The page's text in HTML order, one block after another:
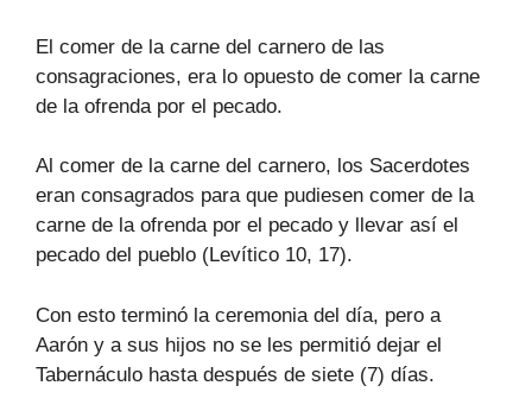
El comer de la carne del carnero de las
consagraciones, era lo opuesto de comer la carne
de la ofrenda por el pecado.
Al comer de la carne del carnero, los Sacerdotes
eran consagrados para que pudiesen comer de la
carne de la ofrenda por el pecado y llevar así el
pecado del pueblo (Levítico 10, 17).
Con esto terminó la ceremonia del día, pero a
Aarón y a sus hijos no se les permitió dejar el
Tabernáculo hasta después de siete (7) días.